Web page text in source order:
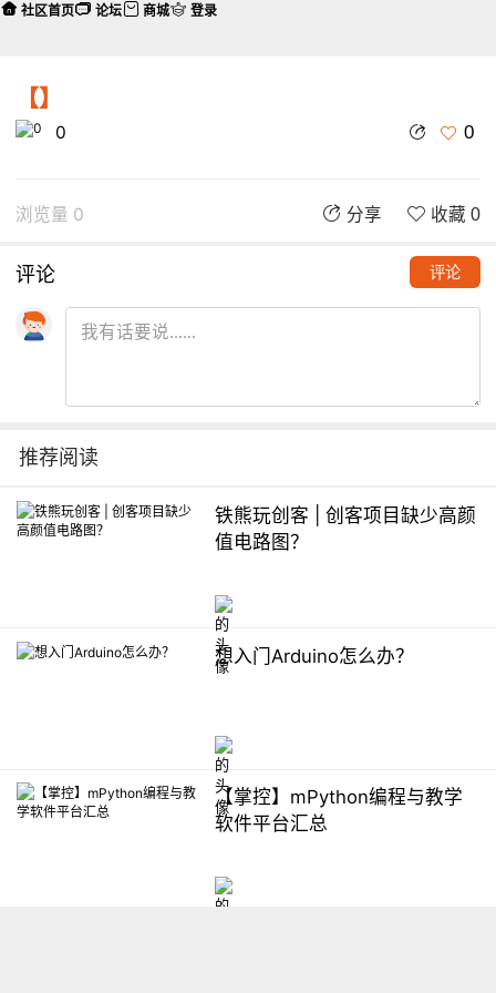
【】
0 0
浏览量 0 分享 收藏 0
评论 评论
推荐阅读
铁熊玩创客 | 创客项目缺少高颜
值电路图？
想入门Arduino怎么办？
【掌控】mPython编程与教学
软件平台汇总
社区首页 论坛 商城 登录